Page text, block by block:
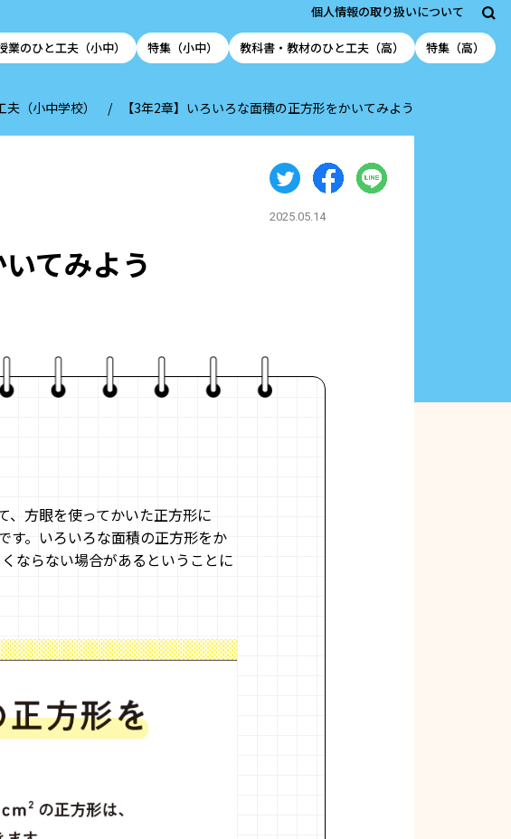
個人情報の取り扱いについて
業のひと工夫（小中） 特集（小中） 教科書・教材のひと工夫（高） 特集（高）
（小中学校） 【3年2章】いろいろな面積の正方形をかいてみよう
2025.05.14
てみよう
、方眼を使ってかいた正方形に
す。いろいろな面積の正方形をか
ならない場合があるということに